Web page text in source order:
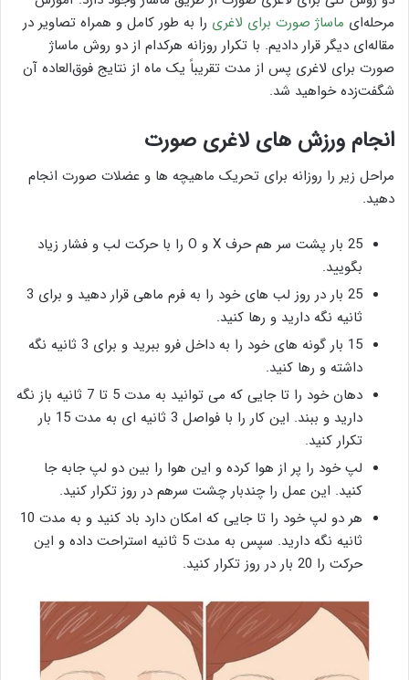
مرحله‌ای ماساژ صورت برای لاغری را به طور کامل و همراه تصاویر در
مقاله‌ای دیگر قرار دادیم. با تکرار روزانه هرکدام از دو روش ماساژ
صورت برای لاغری پس از مدت تقریباً یک ماه از نتایج فوق‌العاده آن
شگفت‌زده خواهید شد.
انجام ورزش های لاغری صورت
مراحل زیر را روزانه برای تحریک ماهیچه ها و عضلات صورت انجام
دهید.
25 بار پشت سر هم حرف X و O را با حرکت لب و فشار زیاد
بگویید.
25 بار در روز لب های خود را به فرم ماهی قرار دهید و برای 3
ثانیه نگه دارید و رها کنید.
15 بار گونه های خود را به داخل فرو ببرید و برای 3 ثانیه نگه
داشته و رها کنید.
دهان خود را تا جایی که می توانید به مدت 5 تا 7 ثانیه باز نگه
دارید و ببند. این کار را با فواصل 3 ثانیه ای به مدت 15 بار
تکرار کنید.
لپ خود را پر از هوا کرده و این هوا را بین دو لپ جابه جا
کنید. این عمل را چندبار چشت سرهم در روز تکرار کنید.
هر دو لپ خود را تا جایی که امکان دارد باد کنید و به مدت 10
ثانیه نگه دارید. سپس به مدت 5 ثانیه استراحت داده و این
حرکت را 20 بار در روز تکرار کنید.